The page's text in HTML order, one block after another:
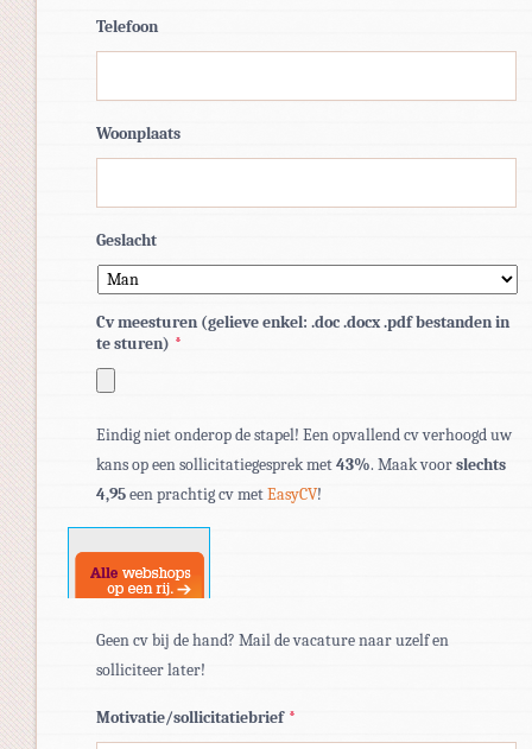
Telefoon
Woonplaats
Geslacht
Cv meesturen (gelieve enkel: .doc .docx .pdf bestanden in
te sturen) *
bestandstypen:
pdf,
doc,
docx.
Eindig niet onderop de stapel! Een opvallend cv verhoogd uw
kans op een sollicitatiegesprek met43%. Maak voorslechts
4,95een prachtig cv metEasyCV!
Geen cv bij de hand? Mail de vacature naar uzelf en
solliciteer later!
Motivatie/sollicitatiebrief *